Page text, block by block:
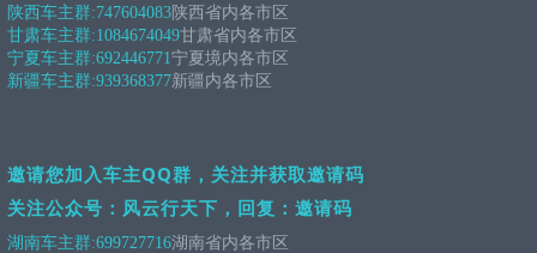
陕西车主群:747604083陕西省内各市区
甘肃车主群:1084674049甘肃省内各市区
宁夏车主群:692446771宁夏境内各市区
新疆车主群:939368377新疆内各市区
邀请您加入车主QQ群，关注并获取邀请码
关注公众号：风云行天下，回复：邀请码
湖南车主群:699727716湖南省内各市区